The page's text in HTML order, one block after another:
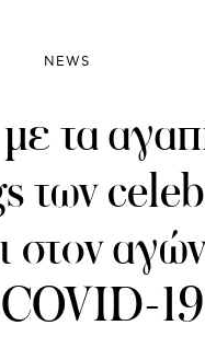
NEWS
τα
των
στον
19